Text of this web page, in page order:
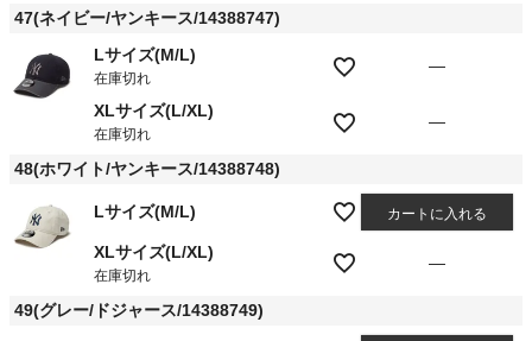
47(ネイビー/ヤンキース/14388747)
Lサイズ(M/L)
在庫切れ
—
XLサイズ(L/XL)
在庫切れ
—
48(ホワイト/ヤンキース/14388748)
Lサイズ(M/L) カートに入れる
XLサイズ(L/XL)
在庫切れ
—
49(グレー/ドジャース/14388749)